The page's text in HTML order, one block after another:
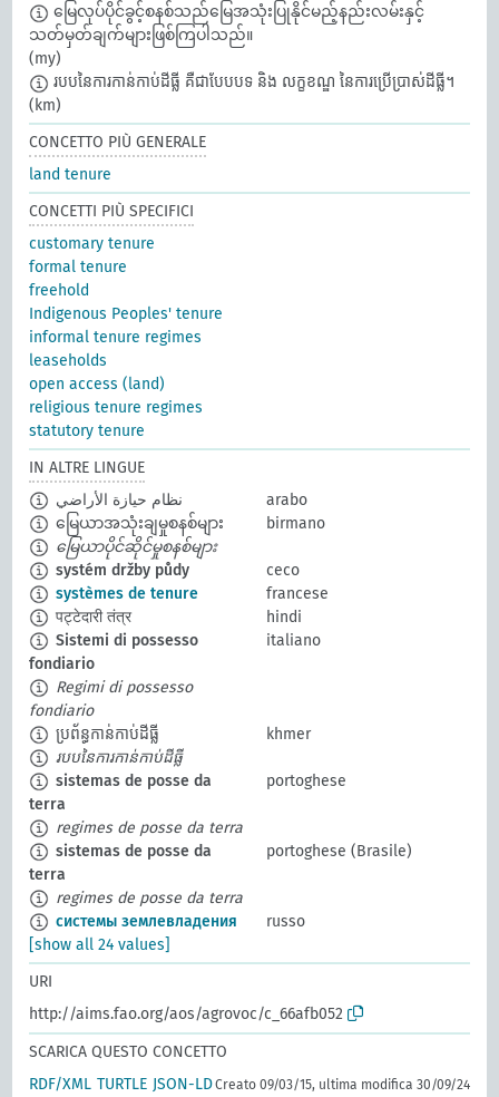
မြေလုပ်ပိုင်ခွင့်စနစ်သည်မြေအသုံးပြုနိုင်မည့်နည်းလမ်းနှင့်
သတ်မှတ်ချက်များဖြစ်ကြပါသည်။
(my)
របបនៃការកាន់កាប់ដីធ្លី គឺជាបែបបទ និង លក្ខខណ្ឌ នៃការប្រើប្រាស់ដីធ្លី។
(km)
CONCETTO PIÙ GENERALE
land tenure
CONCETTI PIÙ SPECIFICI
customary tenure
formal tenure
freehold
Indigenous Peoples' tenure
informal tenure regimes
leaseholds
open access (land)
religious tenure regimes
statutory tenure
IN ALTRE LINGUE
نظام حيازة الأراضي
arabo
မြေယာအသုံးချမှုစနစ်များ
birmano
မြေယာပိုင်ဆိုင်မှုစနစ်များ
systém držby půdy
ceco
systèmes de tenure
francese
पट्टेदारी तंत्र
hindi
Sistemi di possesso
fondiario
italiano
Regimi di possesso
fondiario
ប្រព័ន្ធកាន់កាប់ដីធ្លី
khmer
របបនៃការកាន់កាប់ដីធ្លី
sistemas de posse da
terra
portoghese
regimes de posse da terra
sistemas de posse da
terra
portoghese (Brasile)
regimes de posse da terra
системы землевладения
russo
[show all 24 values]
URI
http://aims.fao.org/aos/agrovoc/c_66afb052
SCARICA QUESTO CONCETTO
RDF/XML TURTLE JSON-LDCreato 09/03/15, ultima modifica 30/09/24